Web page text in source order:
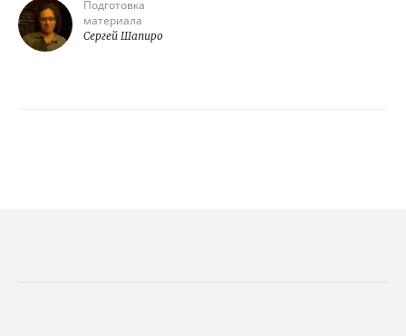
Подготовка
материала
Сергей Шапиро